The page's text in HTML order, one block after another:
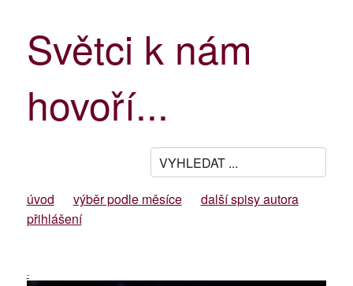
Světci k nám
hovoří...
úvod výběr podle měsíce
další spisy autora
přihlášení
-